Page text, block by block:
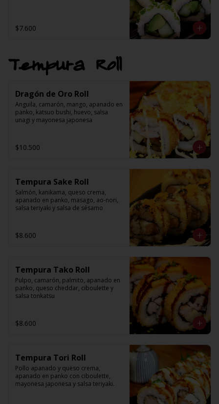
$7.600
Tempura Roll
Dragón de Oro Roll
Anguila, camarón, mango, apanado en
panko, katsuo bushi, huevo, salsa
unagi y mayonesa japonesa
$10.500
Tempura Sake Roll
Salmón, kanikama, queso crema,
apanado en panko, masago, ao-nori,
salsa teriyaki y salsa de sésamo
$8.600
Tempura Tako Roll
Pulpo, camarón, palmito, apanado en
panko, queso cheddar, ciboulette y
salsa tonkatsu
$8.600
Tempura Tori Roll
Pollo apanado y queso crema,
apanado en panko con ciboulette,
mayonesa japonesa y salsa teriyaki.